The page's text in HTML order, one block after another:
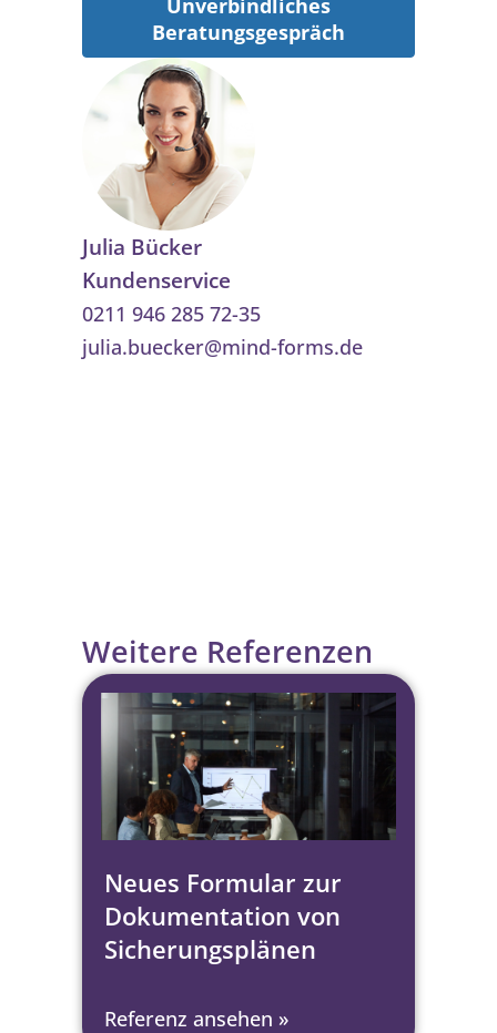
Unverbindliches
Beratungsgespräch
Julia Bücker
Kundenservice
0211 946 285 72-35
julia.buecker@mind-forms.de
Weitere Referenzen
Neues Formular zur
Dokumentation von
Sicherungsplänen
Referenz ansehen »